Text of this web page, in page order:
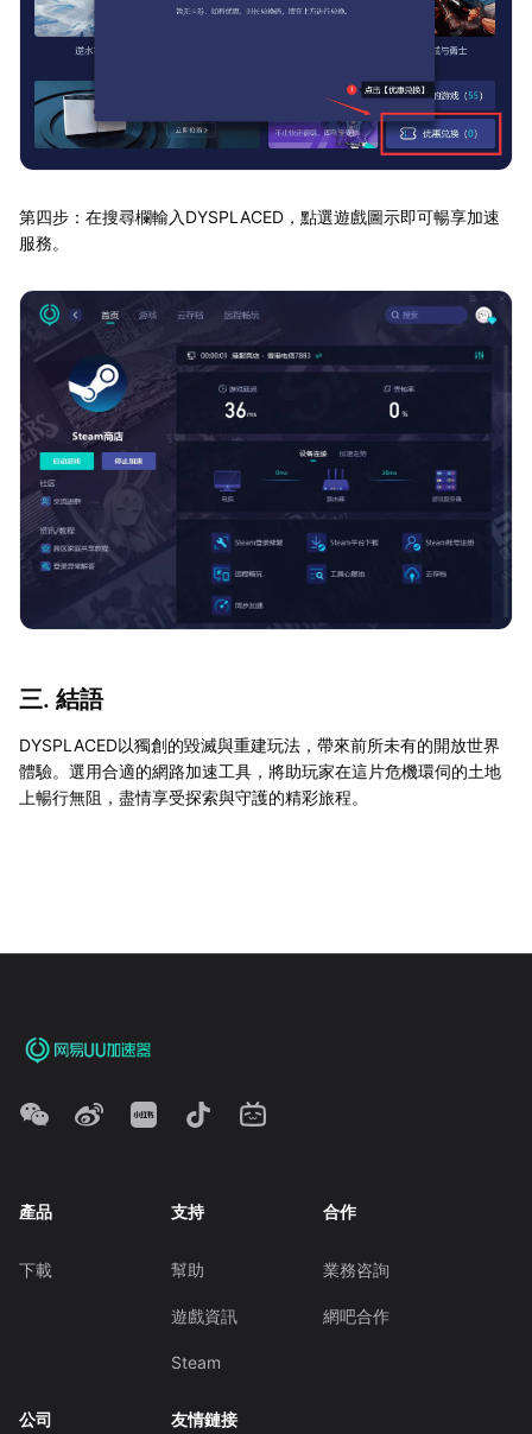
第四步：在搜尋欄輸入DYSPLACED，點選遊戲圖示即可暢享加速
服務。
三. 結語
DYSPLACED以獨創的毀滅與重建玩法，帶來前所未有的開放世界
體驗。選用合適的網路加速工具，將助玩家在這片危機環伺的土地
上暢行無阻，盡情享受探索與守護的精彩旅程。
產品
下載
支持
幫助
遊戲資訊
Steam
合作
業務咨詢
網吧合作
公司 友情鏈接